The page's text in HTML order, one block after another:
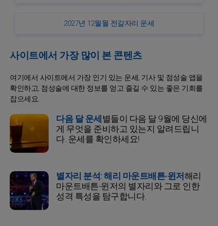
2027년 12월월 전갈자리 운세
사이트에서 가장 많이 본 콘텐츠
여기에서 사이트에서 가장 인기 있는 운세, 기사 및 점성술 앱을
확인하고, 점성술에 대한 정보를 얻고 즐길 수 있는 좋은 기회를
잡으세요.
다음 달 운세별들이 다음 달 9월에 당신에
게 무엇을 준비하고 있는지 알려드립니
다. 운세를 확인하세요!
별자리 분석: 해리 마운트배튼-윈저해리
마운트배튼-윈저의 별자리와 그로 인한
성격 특성을 탐구합니다.